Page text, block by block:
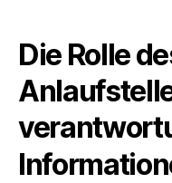
Die Rolle